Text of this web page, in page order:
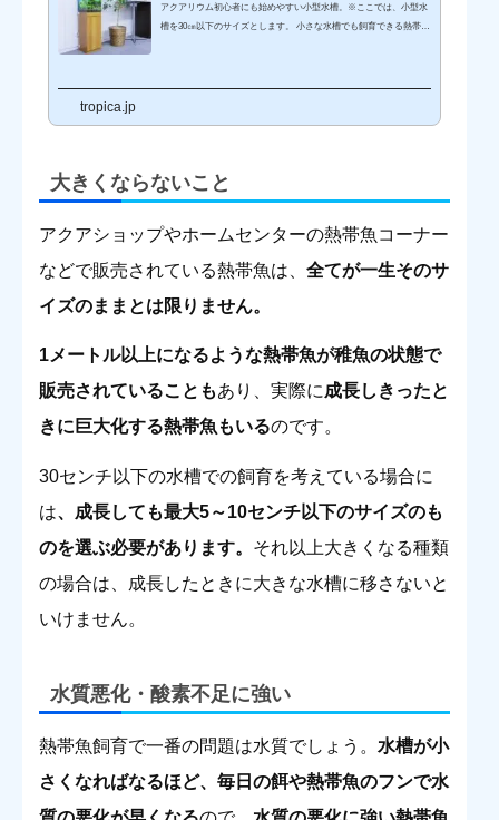
アクアリウム初心者にも始めやすい小型水槽。※ここでは、小型水
槽を30㎝以下のサイズとします。 小さな水槽でも飼育できる熱帯魚
tropica.jp
大きくならないこと
アクアショップやホームセンターの熱帯魚コーナー
などで販売されている熱帯魚は、 全てが一生そのサ
イズのままとは限りません。
1メートル以上になるような熱帯魚が稚魚の状態で
販売されていることもあり、実際に成長しきったと
きに巨大化する熱帯魚もいるのです。
30センチ以下の水槽での飼育を考えている場合に
は、成長しても最大5～10センチ以下のサイズのも
のを選ぶ必要があります。 それ以上大きくなる種類
の場合は、成長したときに大きな水槽に移さないと
いけません。
水質悪化・酸素不足に強い
熱帯魚飼育で一番の問題は水質でしょう。 水槽が小
さくなればなるほど、毎日の餌や熱帯魚のフンで水